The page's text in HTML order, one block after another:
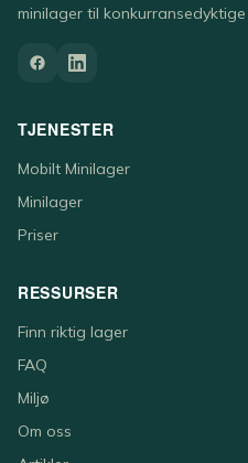
minilager til konkurransedyktige
TJENESTER
Mobilt Minilager
Minilager
Priser
RESSURSER
Finn riktig lager
FAQ
Miljø
Om oss